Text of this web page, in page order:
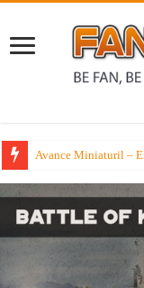
Avance Miniaturil –